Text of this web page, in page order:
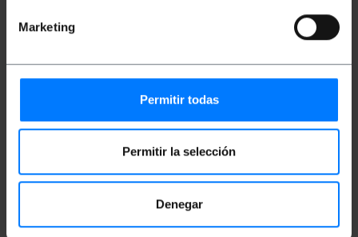
Marketing
Permitir todas
Permitir la selección
Denegar